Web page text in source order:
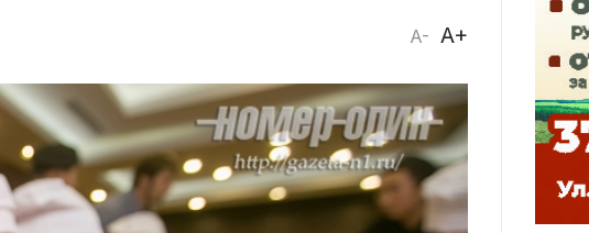
A- A+